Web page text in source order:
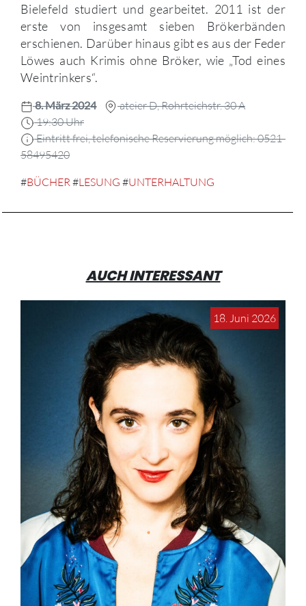
Bielefeld studiert und gearbeitet. 2011 ist der
erste von insgesamt sieben Brökerbänden
erschienen. Darüber hinaus gibt es aus der Feder
Löwes auch Krimis ohne Bröker, wie „Tod eines
Weintrinkers“.
8. März 2024
ateier D, Rohrteichstr. 30 A
19:30 Uhr
Eintritt frei, telefonische Reservierung möglich: 0521-
58495420
#BÜCHER #LESUNG #UNTERHALTUNG
AUCH INTERESSANT
18. Juni 2026